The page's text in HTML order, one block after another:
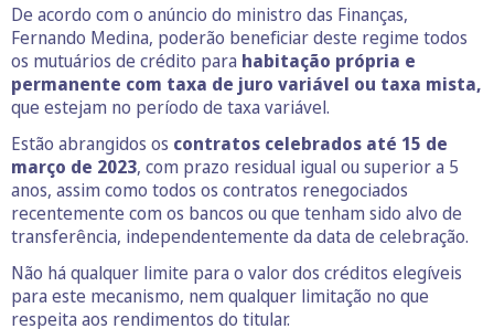
De acordo com o anúncio do ministro das Finanças,
Fernando Medina, poderão beneficiar deste regime todos
os mutuários de crédito para habitação própria e
permanente com taxa de juro variável ou taxa mista,
que estejam no período de taxa variável.
Estão abrangidos os contratos celebrados até 15 de
março de 2023, com prazo residual igual ou superior a 5
anos, assim como todos os contratos renegociados
recentemente com os bancos ou que tenham sido alvo de
transferência, independentemente da data de celebração.
Não há qualquer limite para o valor dos créditos elegíveis
para este mecanismo, nem qualquer limitação no que
respeita aos rendimentos do titular.